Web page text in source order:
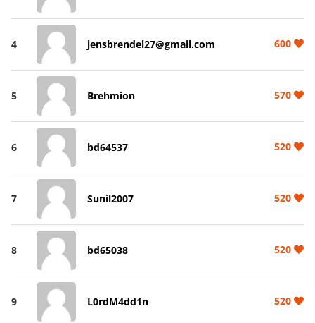
4 jensbrendel27@gmail.com 600
5 Brehmion 570
6 bd64537 520
7 Sunil2007 520
8 bd65038 520
9 L0rdM4dd1n 520